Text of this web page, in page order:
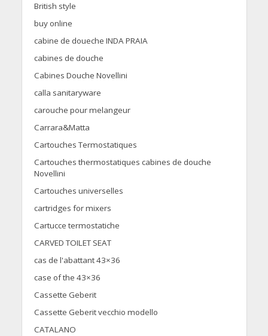
British style
buy online
cabine de doueche INDA PRAIA
cabines de douche
Cabines Douche Novellini
calla sanitaryware
carouche pour melangeur
Carrara&Matta
Cartouches Termostatiques
Cartouches thermostatiques cabines de douche
Novellini
Cartouches universelles
cartridges for mixers
Cartucce termostatiche
CARVED TOILET SEAT
cas de l'abattant 43×36
case of the 43×36
Cassette Geberit
Cassette Geberit vecchio modello
CATALANO